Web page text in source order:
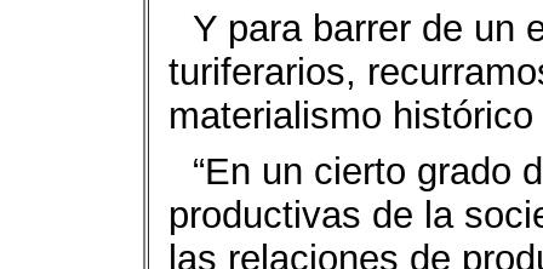
Y para barrer de un
turiferarios,
materialismo
“En un cierto grado
productivas de la
las relaciones de